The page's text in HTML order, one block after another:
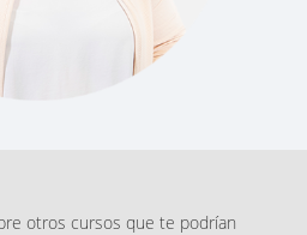
otros cursos que te podrían